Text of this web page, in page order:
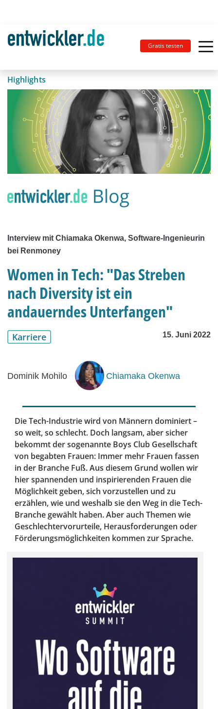
Gratis testen
Highlights
Interview mit Chiamaka Okenwa, Software-Ingenieurin
bei Renmoney
Women in Tech: "Das Streben
nach Diversity ist ein
andauerndes Unterfangen"
Karriere 15. Juni 2022
Dominik Mohilo Chiamaka Okenwa
Die Tech-Industrie wird von Männern dominiert –
so weit, so schlecht. Doch langsam, aber sicher
bekommt der sogenannte Boys Club Gesellschaft
von begabten Frauen: Immer mehr Frauen fassen
in der Branche Fuß. Aus diesem Grund wollen wir
hier spannenden und inspirierenden Frauen die
Möglichkeit geben, sich vorzustellen und zu
erzählen, wie und weshalb sie den Weg in die Tech-
Branche gewählt haben. Aber auch Themen wie
Geschlechtervorurteile, Herausforderungen oder
Förderungsmöglichkeiten kommen zur Sprache.